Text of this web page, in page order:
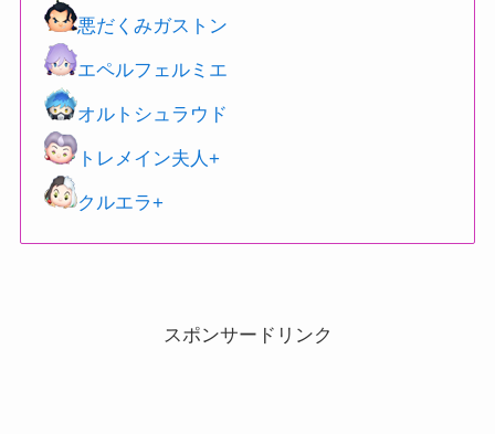
悪だくみガストン
エペルフェルミエ
オルトシュラウド
トレメイン夫人+
クルエラ+
スポンサードリンク